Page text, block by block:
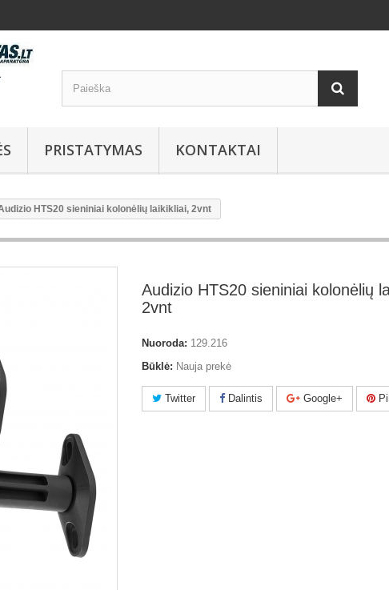
PRISTATYMAS KONTAKTAI
HTS20 sieniniai kolonėlių laikikliai, 2vnt
Audizio HTS20 sieniniai kolonėlių
2vnt
Nuoroda: 129.216
Būklė: Nauja prekė
Twitter Dalintis Google+